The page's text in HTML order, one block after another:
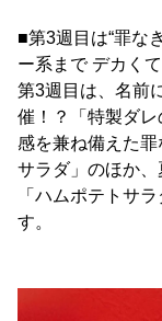
■第3週目は“罪な
ー系まで デカく
第3週目は、名前
催！？「特製ダ
感を兼ね備えた
サラダ」のほか
「ハムポテトサ
す。